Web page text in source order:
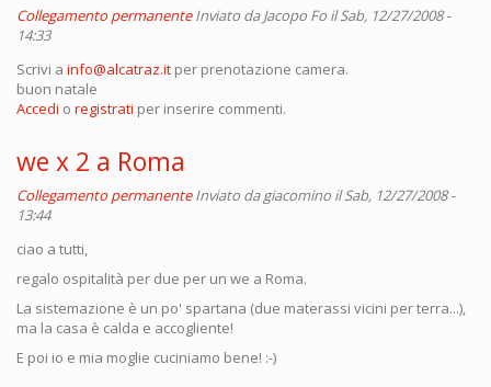
Collegamento permanente Inviato daJacopo Fo il Sab, 12/27/2008 -
14:33
Scrivi a info@alcatraz.it per prenotazione camera.
buon natale
Accedi o registrati per inserire commenti.
we x 2 a Roma
Collegamento permanente Inviato dagiacomino il Sab, 12/27/2008 -
13:44
ciao a tutti,
regalo ospitalità per due per un we a Roma.
La sistemazione è un po' spartana (due materassi vicini per terra...),
ma la casa è calda e accogliente!
E poi io e mia moglie cuciniamo bene! :-)